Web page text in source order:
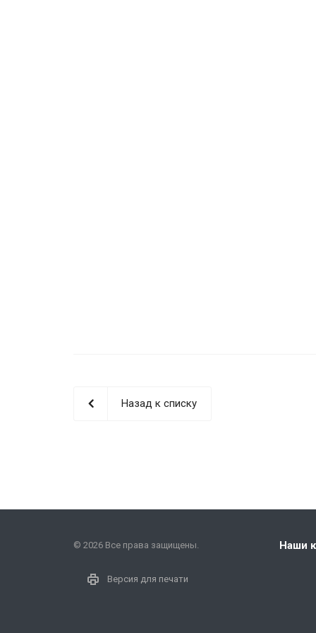
Назад к списку
© 2026 Все права защищены.
Версия для печати
Наши